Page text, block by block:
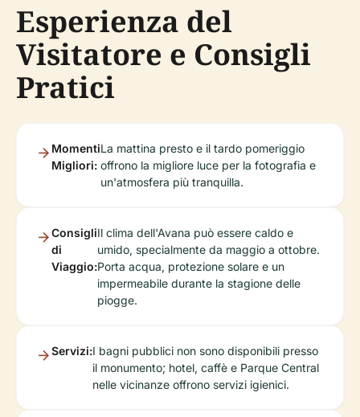
Esperienza del
Visitatore e Consigli
Pratici
Momenti
Migliori:
La mattina presto e il tardo pomeriggio
offrono la migliore luce per la fotografia e
un'atmosfera più tranquilla.
Consigli
di
Viaggio:
Il clima dell'Avana può essere caldo e
umido, specialmente da maggio a ottobre.
Porta acqua, protezione solare e un
impermeabile durante la stagione delle
piogge.
Servizi:I bagni pubblici non sono disponibili presso
il monumento; hotel, caffè e Parque Central
nelle vicinanze offrono servizi igienici.